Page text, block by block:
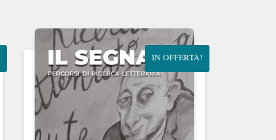
IN OFFERTA!